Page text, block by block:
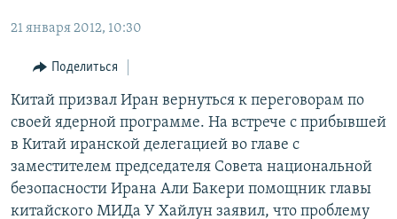
главной
навигации
Вернутся
поиску
ТАДЖИКИСТАН
ҚАЗАҚША
КЫРГЫЗЧА
ЎЗБЕКЧА
ТОҶИКӢ
TÜRKMENÇE
Все сайты РСЕ/РС
21 января 2012, 10:30
Поделиться
Китай призвал Иран вернуться к переговорам по
своей ядерной программе. На встрече с прибывшей
в Китай иранской делегацией во главе с
заместителем председателя Совета национальной
безопасности Ирана Али Бакери помощник главы
китайского МИДа У Хайлун заявил, что проблему